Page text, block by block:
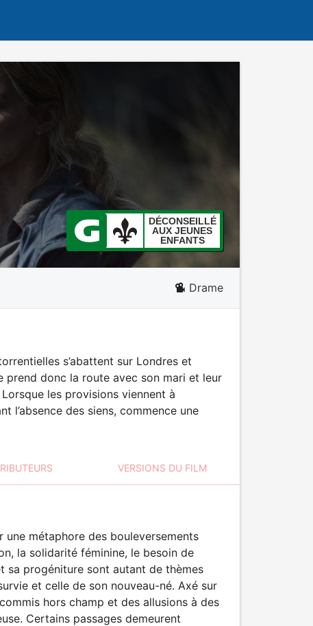
DÉCONSEILLÉ
AUX JEUNES
ENFANTS
Drame
s’abattent sur Londres et
prend donc la route avec son mari et leur
les provisions viennent à
l’absence des siens, commence une
VERSIONS DU FILM
métaphore des bouleversements
la solidarité féminine, le besoin de
sa progéniture sont autant de thèmes
et celle de son nouveau-né. Axé sur
hors champ et des allusions à des
Certains passages demeurent